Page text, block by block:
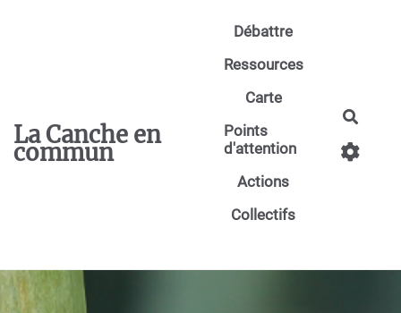
La Canche en
commun
Débattre
Ressources
Carte
Points
d'attention
Actions
Collectifs